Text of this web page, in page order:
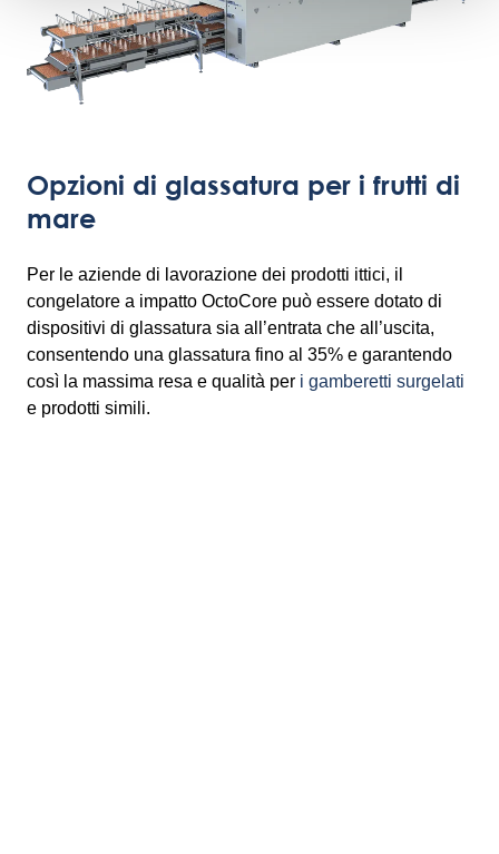
Opzioni di glassatura per i frutti di
mare
Per le aziende di lavorazione dei prodotti ittici, il
congelatore a impatto OctoCore può essere dotato di
dispositivi di glassatura sia all’entrata che all’uscita,
consentendo una glassatura fino al 35% e garantendo
così la massima resa e qualità per i gamberetti surgelati
e prodotti simili.